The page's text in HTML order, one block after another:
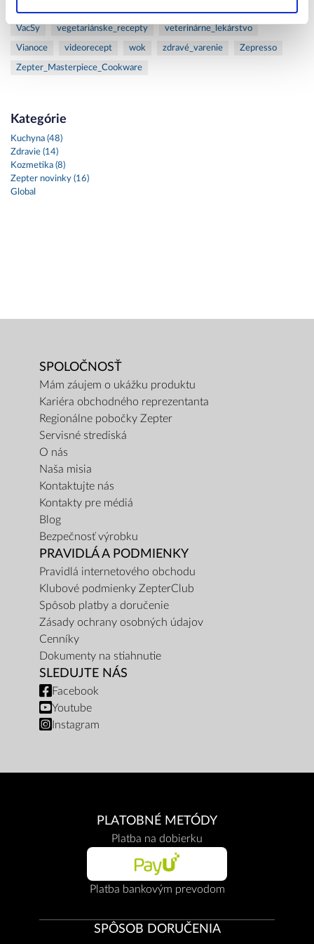
VacSy vegetariánske_recepty veterinárne_lekárstvo
Vianoce videorecept wok zdravé_varenie Zepresso
Zepter_Masterpiece_Cookware
Kategórie
Kuchyna (48)
Zdravie (14)
Kozmetika (8)
Zepter novinky (16)
Global
SPOLOČNOSŤ
Mám záujem o ukážku produktu
Kariéra obchodného reprezentanta
Regionálne pobočky Zepter
Servisné strediská
O nás
Naša misia
Kontaktujte nás
Kontakty pre médiá
Blog
Bezpečnosť výrobku
PRAVIDLÁ A PODMIENKY
Pravidlá internetového obchodu
Klubové podmienky ZepterClub
Spôsob platby a doručenie
Zásady ochrany osobných údajov
Cenníky
Dokumenty na stiahnutie
SLEDUJTE NÁS
Facebook
Youtube
Instagram
PLATOBNÉ METÓDY
Platba na dobierku
Platba bankovým prevodom
SPÔSOB DORUČENIA